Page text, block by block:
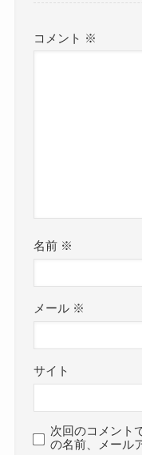
コメント ※
名前 ※
メール ※
サイト
次回のコメント
の名前、メール